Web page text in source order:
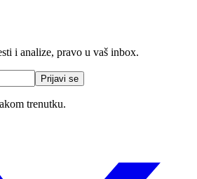
i analize, pravo u vaš inbox.
Prijavi se
trenutku.